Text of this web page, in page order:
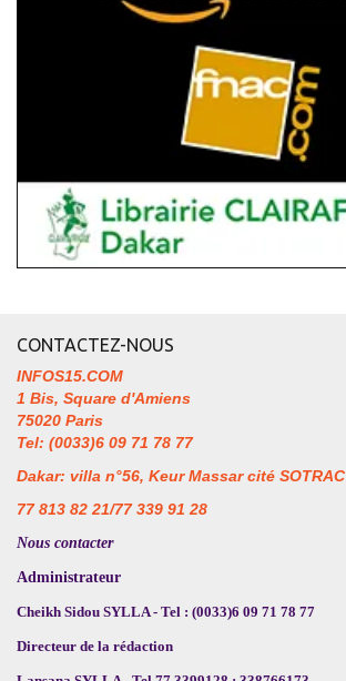
CONTACTEZ-NOUS
INFOS15.COM
1 Bis, Square d'Amiens
75020 Paris
Tel: (0033)6 09 71 78 77
Dakar: villa n°56, Keur Massar cité SOTRAC
77 813 82 21/77 339 91 28
Nous contacter
Administrateur
Cheikh Sidou SYLLA - Tel : (0033)6 09 71 78 77
Directeur de la rédaction